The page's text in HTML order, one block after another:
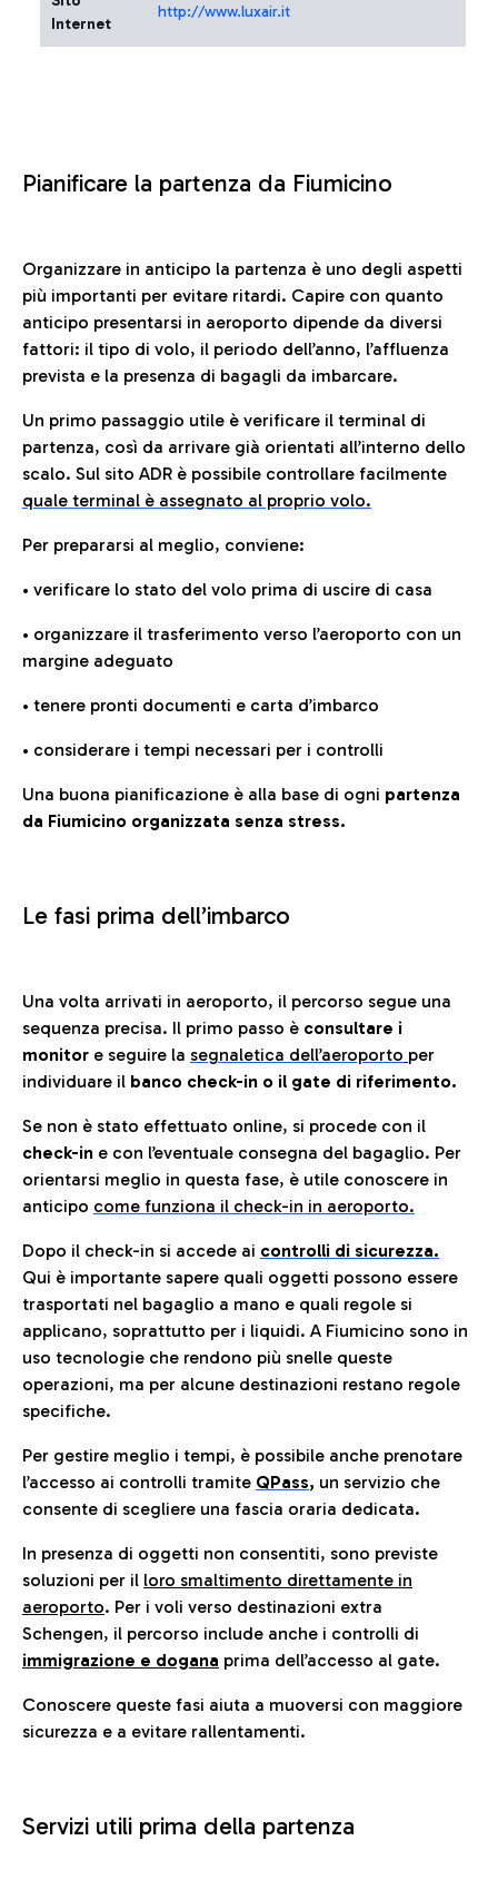
Internet
http://www.luxair.it
Pianificare la partenza da Fiumicino
Organizzare in anticipo la partenza è uno degli aspetti
più importanti per evitare ritardi. Capire con quanto
anticipo presentarsi in aeroporto dipende da diversi
fattori: il tipo di volo, il periodo dell’anno, l’affluenza
prevista e la presenza di bagagli da imbarcare.
Un primo passaggio utile è verificare il terminal di
partenza, così da arrivare già orientati all’interno dello
scalo. Sul sito ADR è possibile controllare facilmente
quale terminal è assegnato al proprio volo.
Per prepararsi al meglio, conviene:
• verificare lo stato del volo prima di uscire di casa
• organizzare il trasferimento verso l’aeroporto con un
margine adeguato
• tenere pronti documenti e carta d’imbarco
• considerare i tempi necessari per i controlli
Una buona pianificazione è alla base di ogni partenza
da Fiumicino organizzata senza stress.
Le fasi prima dell’imbarco
Una volta arrivati in aeroporto, il percorso segue una
sequenza precisa. Il primo passo è consultare i
monitor e seguire la segnaletica dell’aeroporto per
individuare il banco check-in o il gate di riferimento.
Se non è stato effettuato online, si procede con il
check-in e con l’eventuale consegna del bagaglio. Per
orientarsi meglio in questa fase, è utile conoscere in
anticipo come funziona il check-in in aeroporto.
Dopo il check-in si accede ai controlli di sicurezza.
Qui è importante sapere quali oggetti possono essere
trasportati nel bagaglio a mano e quali regole si
applicano, soprattutto per i liquidi. A Fiumicino sono in
uso tecnologie che rendono più snelle queste
operazioni, ma per alcune destinazioni restano regole
specifiche.
Per gestire meglio i tempi, è possibile anche prenotare
l’accesso ai controlli tramite QPass, un servizio che
consente di scegliere una fascia oraria dedicata.
In presenza di oggetti non consentiti, sono previste
soluzioni per il loro smaltimento direttamente in
aeroporto. Per i voli verso destinazioni extra
Schengen, il percorso include anche i controlli di
immigrazione e dogana prima dell’accesso al gate.
Conoscere queste fasi aiuta a muoversi con maggiore
sicurezza e a evitare rallentamenti.
Servizi utili prima della partenza